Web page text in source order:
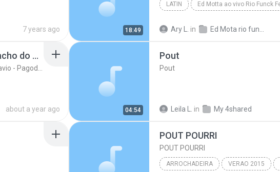
7 years ago 18:49
LATIN
Ary L. in
Pout - Porri Fogo Sem Fuzil - Riacho do Navio - Pagode Russo
about a year ago 04:54
Pout
Pout
Leila L. in My 4shared
POUT POURRI
POUT POURRI
ARROCHADEIRA VERAO 2015